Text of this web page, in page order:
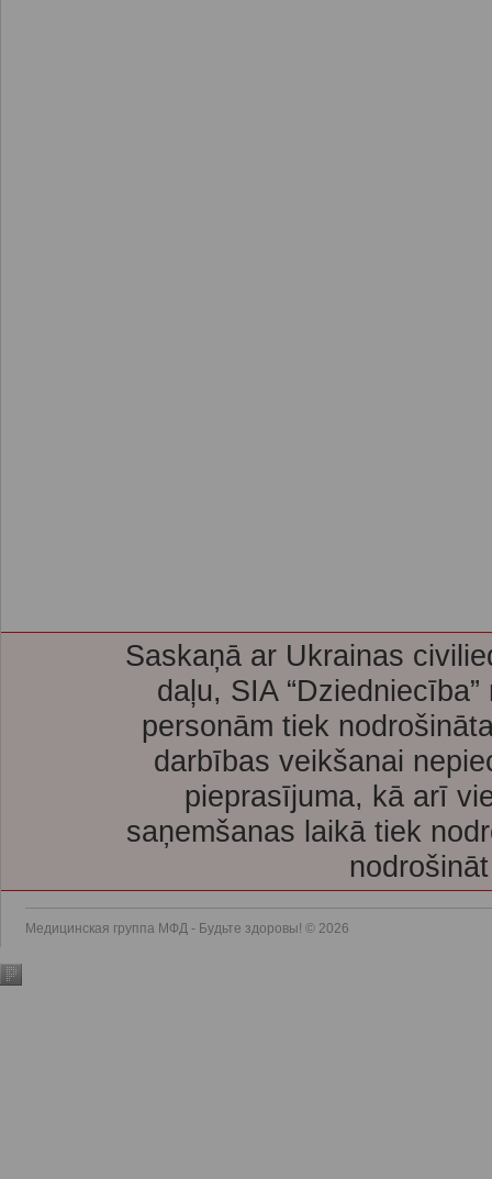
Saskaņā ar Ukrainas
daļu, SIA
personām tiek
darbības veikšanai
pieprasījuma, kā arī
saņemšanas laikā tiek
Медицинская группа МФД - Будьте здоровы! © 2026